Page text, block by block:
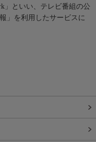
」といい、テレビ番組の公
」を利用したサービスに